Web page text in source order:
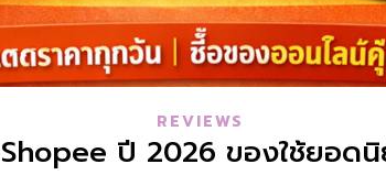
REVIEWS
ปี 2026 ของใช้ยอด